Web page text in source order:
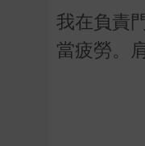
我在負責
當疲勞。